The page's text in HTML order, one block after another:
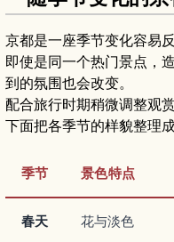
京都是一座季节变化容易
即使是同一个热门景点，
到的氛围也会改变。
配合旅行时期稍微调整观
下面把各季节的样貌整理
季节 景色特点
春天 花与淡色